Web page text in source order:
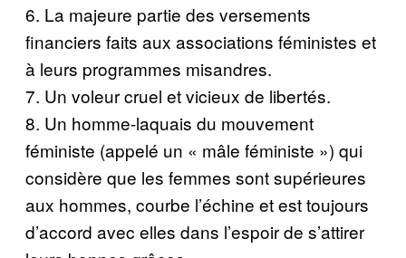
6. La majeure partie des versements
financiers faits aux associations féministes et
à leurs programmes misandres.
7. Un voleur cruel et vicieux de libertés.
8. Un homme-laquais du mouvement
féministe (appelé un « mâle féministe ») qui
considère que les femmes sont supérieures
aux hommes, courbe l’échine et est toujours
d’accord avec elles dans l’espoir de s’attirer